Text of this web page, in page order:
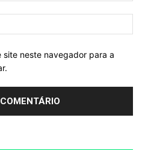
site neste navegador para a